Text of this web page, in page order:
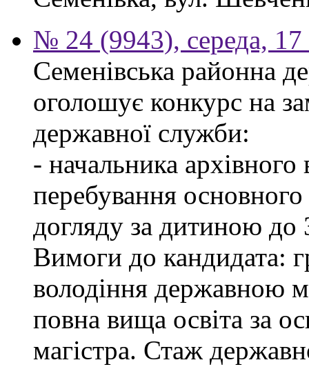
№ 24 (9943), середа, 17
Семенівська районна
оголошує конкурс на
державної служби:
- начальника
перебування
догляду за дитиною до
Вимоги до кандидата:
володіння державною
повна вища освіта за
магістра. Стаж